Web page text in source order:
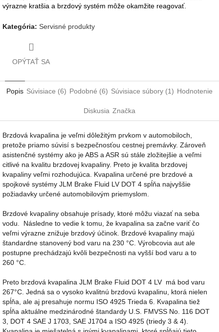
výrazne kratšia a brzdový systém môže okamžite reagovať.
Kategória: Servisné produkty
OPÝTAŤ SA
Popis Súvisiace (6) Podobné (6) Súvisiace súbory (1) Hodnotenie
Diskusia Značka
Brzdová kvapalina je veľmi dôležitým prvkom v automobiloch,
pretože priamo súvisí s bezpečnosťou cestnej premávky. Zároveň
asistenčné systémy ako je ABS a ASR sú stále zložitejšie a veľmi
citlivé na kvalitu brzdovej kvapaliny. Preto je kvalita brzdovej
kvapaliny veľmi rozhodujúca. Kvapalina určené pre brzdové a
spojkové systémy JLM Brake Fluid LV DOT 4 spĺňa najvyššie
požiadavky určené automobilovým priemyslom.
Brzdové kvapaliny obsahuje prísady, ktoré môžu viazať na seba
vodu. Následne to vedie k tomu, že kvapalina sa začne variť čo
veľmi výrazne znižuje brzdový účinok. Brzdové kvapaliny majú
štandardne stanovený bod varu na 230 °C. Výrobcovia aut ale
postupne prechádzajú kvôli bezpečnosti na vyšší bod varu a to
260 °C.
Preto brzdová kvapalina JLM Brake Fluid DOT 4 LV má bod varu
267°C. Jedná sa o vysoko kvalitnú brzdovú kvapalinu, ktorá nielen
spĺňa, ale aj presahuje normu ISO 4925 Trieda 6. Kvapalina tiež
spĺňa aktuálne medzinárodné štandardy U.S. FMVSS No. 116 DOT
3, DOT 4 SAE J 1703, SAE J1704 a ISO 4925 (triedy 3 & 4).